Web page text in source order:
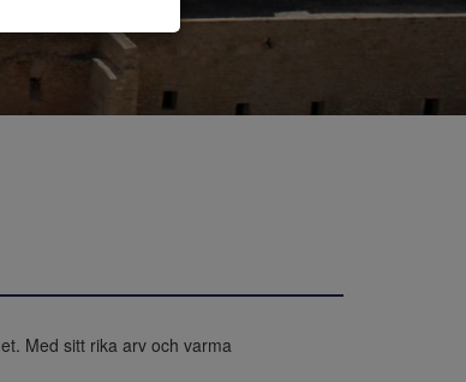
Med sitt rika arv och varma